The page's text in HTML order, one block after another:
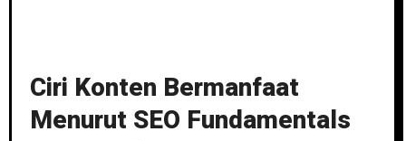
Ciri Konten Bermanfaat
Menurut SEO Fundamentals